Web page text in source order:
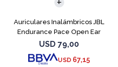
Auriculares Inalámbricos JBL
Endurance Pace Open Ear
Negro
USD 79,00
USD 67,15